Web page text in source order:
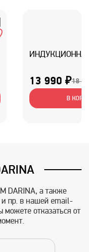
ИНДУКЦИОННАЯ
13 990 ₽18
В
DARINA, а также
пр. в нашей email-
отказаться от